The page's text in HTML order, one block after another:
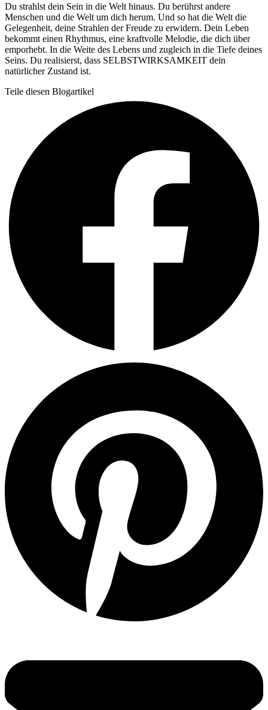
Du strahlst dein Sein in die Welt hinaus. Du berührst andere
Menschen und die Welt um dich herum. Und so hat die Welt die
Gelegenheit, deine Strahlen der Freude zu erwidern. Dein Leben
bekommt einen Rhythmus, eine kraftvolle Melodie, die dich über
emporhebt. In die Weite des Lebens und zugleich in die Tiefe deines
Seins. Du realisierst, dass SELBSTWIRKSAMKEIT dein
natürlicher Zustand ist.
Teile diesen Blogartikel